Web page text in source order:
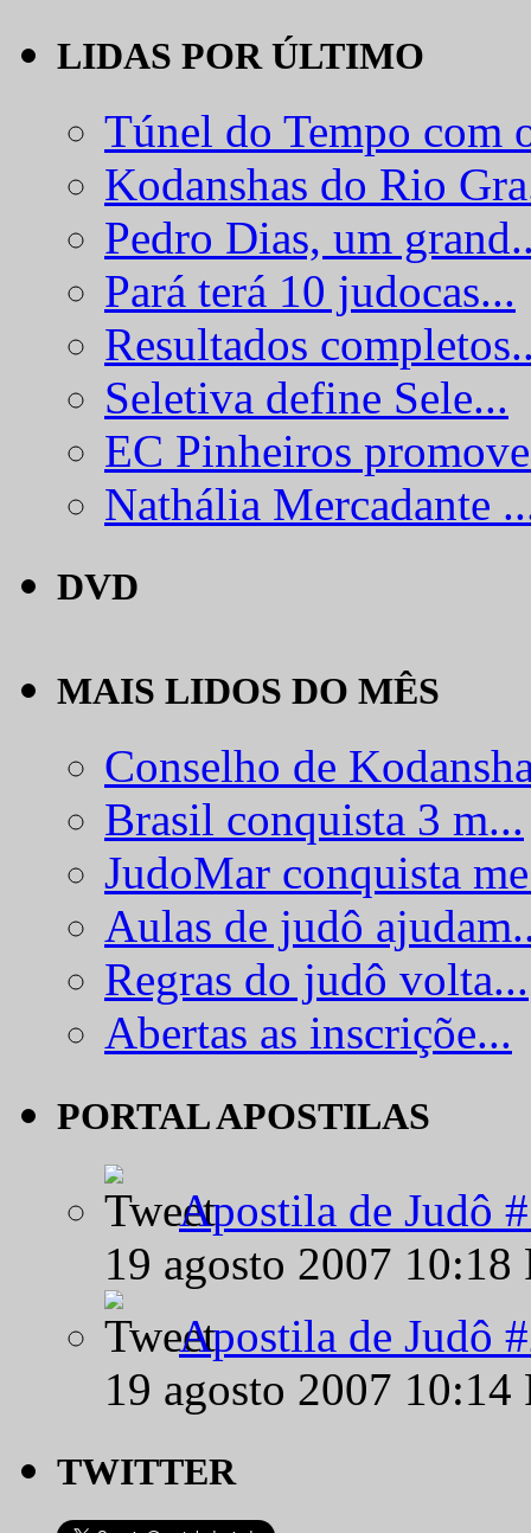
LIDAS POR ÚLTIMO
Túnel do Tempo com
Kodanshas do Rio
Pedro Dias, um
Pará terá 10 judocas...
Resultados
Seletiva define Sele...
EC Pinheiros
Nathália Mercadante
DVD
MAIS LIDOS DO MÊS
Conselho de
Brasil conquista 3 m...
JudoMar conquista
Aulas de judô
Regras do judô volta...
Abertas as inscriçõe...
PORTAL APOSTILAS
Apostila de Judô
19 agosto 2007
Apostila de Judô
19 agosto 2007
TWITTER